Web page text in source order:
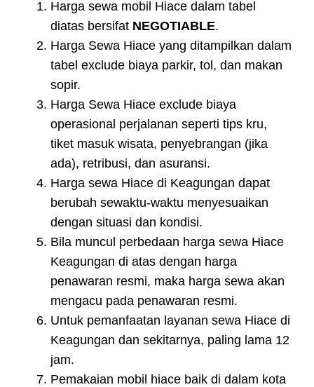
Harga sewa mobil Hiace dalam tabel
diatas bersifat NEGOTIABLE.
Harga Sewa Hiace yang ditampilkan dalam
tabel exclude biaya parkir, tol, dan makan
sopir.
Harga Sewa Hiace exclude biaya
operasional perjalanan seperti tips kru,
tiket masuk wisata, penyebrangan (jika
ada), retribusi, dan asuransi.
Harga sewa Hiace di Keagungan dapat
berubah sewaktu-waktu menyesuaikan
dengan situasi dan kondisi.
Bila muncul perbedaan harga sewa Hiace
Keagungan di atas dengan harga
penawaran resmi, maka harga sewa akan
mengacu pada penawaran resmi.
Untuk pemanfaatan layanan sewa Hiace di
Keagungan dan sekitarnya, paling lama 12
jam.
Pemakaian mobil hiace baik di dalam kota